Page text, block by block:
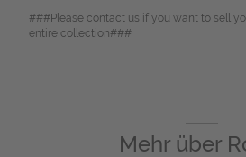
###Please contact us if you want to sell
entire collection###
Mehr über